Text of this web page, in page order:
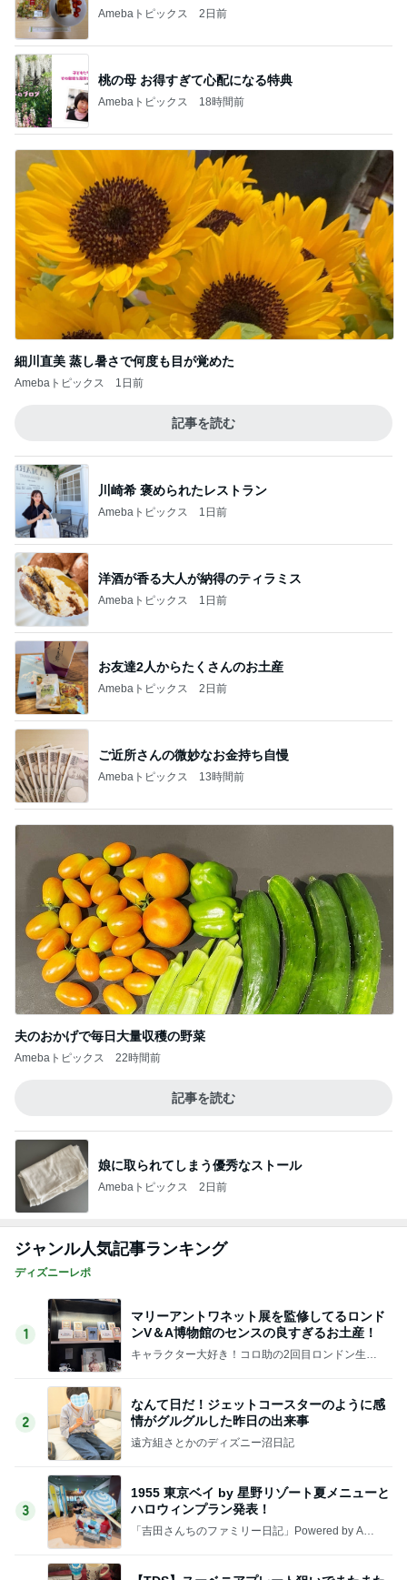
Amebaトピックス 2日前
桃の母 お得すぎて心配になる特典
Amebaトピックス 18時間前
細川直美 蒸し暑さで何度も目が覚めた
Amebaトピックス 1日前
記事を読む
川崎希 褒められたレストラン
Amebaトピックス 1日前
洋酒が香る大人が納得のティラミス
Amebaトピックス 1日前
お友達2人からたくさんのお土産
Amebaトピックス 2日前
ご近所さんの微妙なお金持ち自慢
Amebaトピックス 13時間前
夫のおかげで毎日大量収穫の野菜
Amebaトピックス 22時間前
記事を読む
娘に取られてしまう優秀なストール
Amebaトピックス 2日前
ジャンル人気記事ランキング
ディズニーレポ
1
マリーアントワネット展を監修してるロンド
ンV＆A博物館のセンスの良すぎるお土産！
キャラクター大好き！コロ助の2回目ロンドン生活
2
なんて日だ！ジェットコースターのように感
情がグルグルした昨日の出来事
遠方組さとかのディズニー沼日記
3
1955 東京ベイ by 星野リゾート夏メニューと
ハロウィンプラン発表！
「吉田さんちのファミリー日記」Powered by Ame